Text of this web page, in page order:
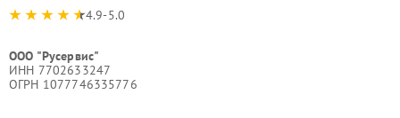
4.9-5.0
ООО "Русервис"
ИНН 7702633247
ОГРН 1077746335776